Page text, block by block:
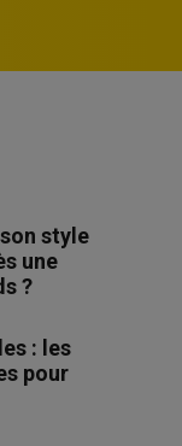
style
une
?
: les
pour